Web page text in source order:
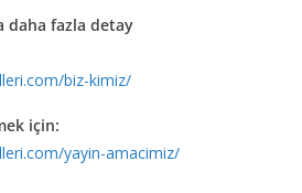
daha fazla detay
biz-kimiz/
için:
yayin-amacimiz/